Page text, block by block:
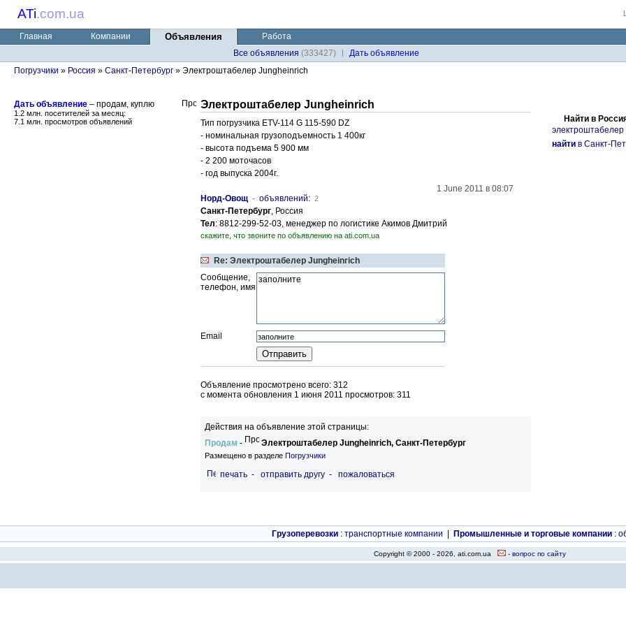
ATi.com.ua
Главная Компании Объявления
Работа
Все объявления (333427)
Дaть объявление
Погрузчики » Россия » Санкт-Петербург » Электроштабелер Jungheinrich
Дать объявление – продам, куплю
1.2 млн. посетителей за месяц:
7.1 млн. просмотров объявлений
Электроштабелер Jungheinrich
Тип погрузчика ETV-114 G 115-590 DZ
- номинальная грузоподъемность 1 400кг
- высота подъема 5 900 мм
- 2 200 моточасов
- год выпуска 2004г.
1 June 2011 в 08:07
Норд-Овощ - объявлений: 2
Санкт-Петербург, Россия
Тел: 8812-299-52-03, менеджер по логистике Акимов Дмитрий
скажите, что звоните по объявлению на ati.com.ua
Re: Электроштабелер Jungheinrich
Сообщение,
телефон, имя
Email
Объявление просмотрено всего: 312
c момента обновления 1 июня 2011 просмотров: 311
Действия на объявление этой страницы:
Продам - Электроштабелер Jungheinrich, Санкт-Петербург
Размещено в разделе Погрузчики
печать - отправить другу - пожаловаться
Найти в
найти в Санкт-
Грузоперевозки : транспортные компании Промышленные и торговые компании :
Copyright © 2000 - 2026, ati.com.ua - вопрос по сайту